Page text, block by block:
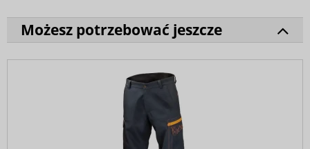
Możesz potrzebować jeszcze